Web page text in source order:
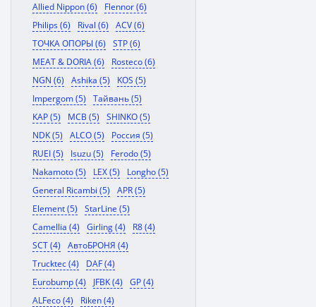
Allied Nippon (6)
Flennor (6)
Philips (6)
Rival (6)
ACV (6)
ТОЧКА ОПОРЫ (6)
STP (6)
MEAT & DORIA (6)
Rosteco (6)
NGN (6)
Ashika (5)
KOS (5)
Impergom (5)
Тайвань (5)
KAP (5)
MCB (5)
SHINKO (5)
NDK (5)
ALCO (5)
Россия (5)
RUEI (5)
Isuzu (5)
Ferodo (5)
Nakamoto (5)
LEX (5)
Longho (5)
General Ricambi (5)
APR (5)
Element (5)
StarLine (5)
Camellia (4)
Girling (4)
R8 (4)
SCT (4)
АвтоБРОНЯ (4)
Trucktec (4)
DAF (4)
Eurobump (4)
JFBK (4)
GP (4)
ALFeco (4)
Riken (4)